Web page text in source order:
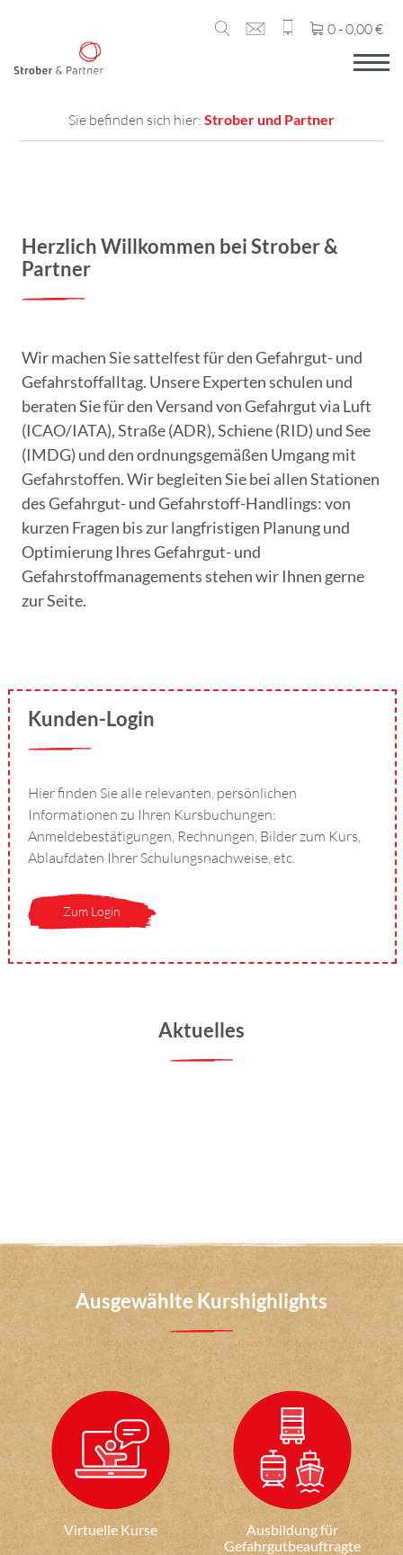
0 -0,00€
Sie befinden sich hier: Strober und Partner
Herzlich Willkommen bei Strober &
Partner
Wir machen Sie sattelfest für den Gefahrgut- und
Gefahrstoffalltag. Unsere Experten schulen und
beraten Sie für den Versand von Gefahrgut via Luft
(ICAO/IATA), Straße (ADR), Schiene (RID) und See
(IMDG) und den ordnungsgemäßen Umgang mit
Gefahrstoffen. Wir begleiten Sie bei allen Stationen
des Gefahrgut- und Gefahrstoff-Handlings: von
kurzen Fragen bis zur langfristigen Planung und
Optimierung Ihres Gefahrgut- und
Gefahrstoffmanagements stehen wir Ihnen gerne
zur Seite.
Kunden-Login
Hier finden Sie alle relevanten, persönlichen
Informationen zu Ihren Kursbuchungen:
Anmeldebestätigungen, Rechnungen, Bilder zum Kurs,
Ablaufdaten Ihrer Schulungsnachweise, etc.
Zum Login
Aktuelles
Ausgewählte Kurshighlights
Virtuelle Kurse
Ausbildung für
Gefahrgutbeauftragte